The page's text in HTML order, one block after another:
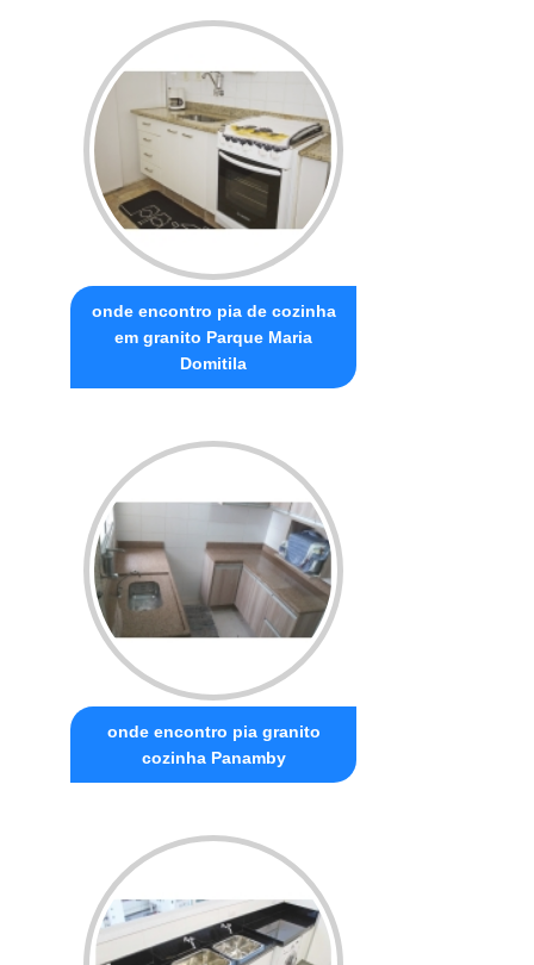
onde encontro pia de cozinha
em granito Parque Maria
Domitila
onde encontro pia granito
cozinha Panamby